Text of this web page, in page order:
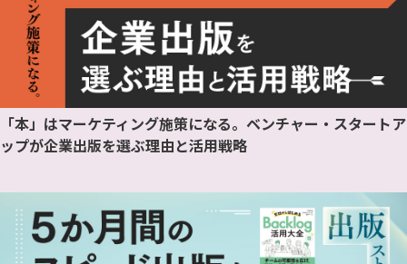
「本」はマーケティング施策になる。ベンチャー・スタートア
ップが企業出版を選ぶ理由と活用戦略